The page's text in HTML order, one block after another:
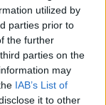
utilized by
parties prior to
the further
parties on the
may
IAB’s List of
it to other
per
domanda e